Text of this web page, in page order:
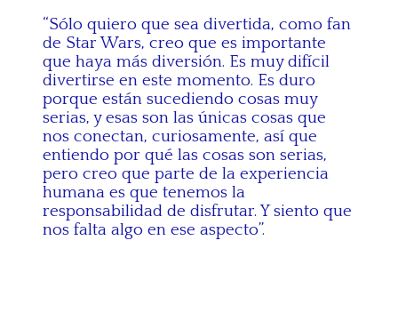
“Sólo quiero que sea divertida, como fan
de Star Wars, creo que es importante
que haya más diversión. Es muy difícil
divertirse en este momento. Es duro
porque están sucediendo cosas muy
serias, y esas son las únicas cosas que
nos conectan, curiosamente, así que
entiendo por qué las cosas son serias,
pero creo que parte de la experiencia
humana es que tenemos la
responsabilidad de disfrutar. Y siento que
nos falta algo en ese aspecto”.